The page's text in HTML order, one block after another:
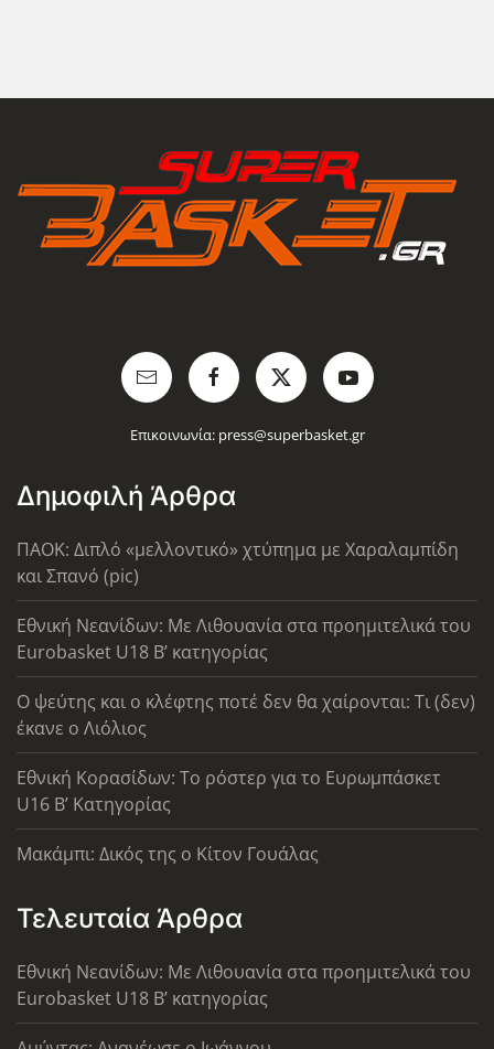
Επικοινωνία: press@superbasket.gr
Δημοφιλή Άρθρα
ΠΑΟΚ: Διπλό «μελλοντικό» χτύπημα με Χαραλαμπίδη
και Σπανό (pic)
Εθνική Νεανίδων: Με Λιθουανία στα προημιτελικά του
Eurobasket U18 Β’ κατηγορίας
Ο ψεύτης και ο κλέφτης ποτέ δεν θα χαίρονται: Τι (δεν)
έκανε ο Λιόλιος
Εθνική Κορασίδων: Το ρόστερ για το Ευρωμπάσκετ
U16 B’ Κατηγορίας
Μακάμπι: Δικός της ο Κίτον Γουάλας
Τελευταία Άρθρα
Εθνική Νεανίδων: Με Λιθουανία στα προημιτελικά του
Eurobasket U18 Β’ κατηγορίας